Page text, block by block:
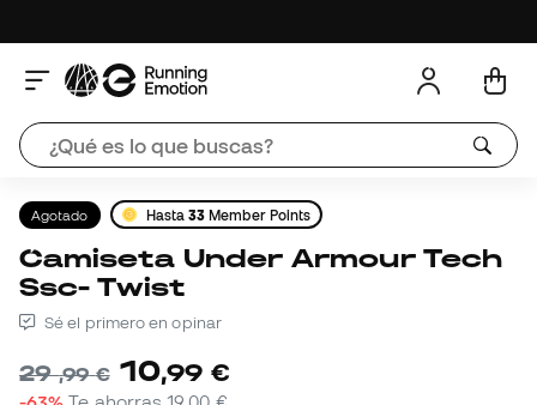
Agotado Hasta33 Member Points
Camiseta Under Armour Tech
Ssc- Twist
Sé el primero en opinar
29,99 € 10,99 €